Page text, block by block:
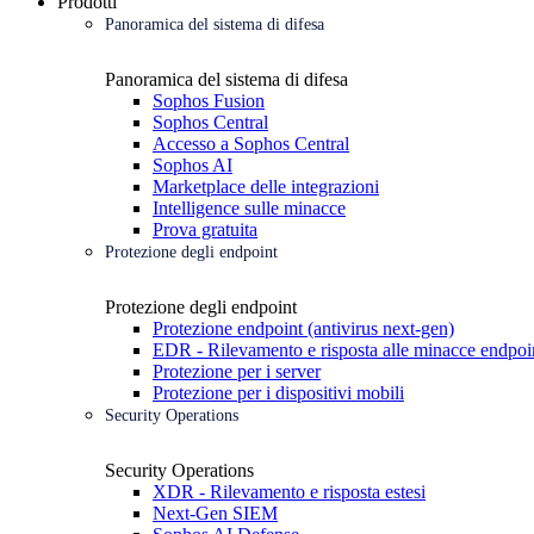
Panoramica del sistema di difesa
Panoramica del sistema di difesa
Sophos Fusion
Sophos Central
Accesso a Sophos Central
Sophos AI
Marketplace delle integrazioni
Intelligence sulle minacce
Prova gratuita
Protezione degli endpoint
Protezione degli endpoint
Protezione endpoint (antivirus next-gen)
EDR - Rilevamento e risposta alle minacce
Protezione per i server
Protezione per i dispositivi mobili
Security Operations
Security Operations
XDR - Rilevamento e risposta estesi
Next-Gen SIEM